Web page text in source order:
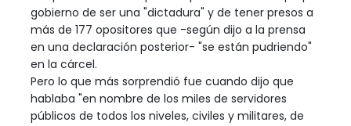
gobierno de ser una "dictadura" y de tener presos a
más de 177 opositores que -según dijo a la prensa
en una declaración posterior- "se están pudriendo"
en la cárcel.
Pero lo que más sorprendió fue cuando dijo que
hablaba "en nombre de los miles de servidores
públicos de todos los niveles, civiles y militares, de